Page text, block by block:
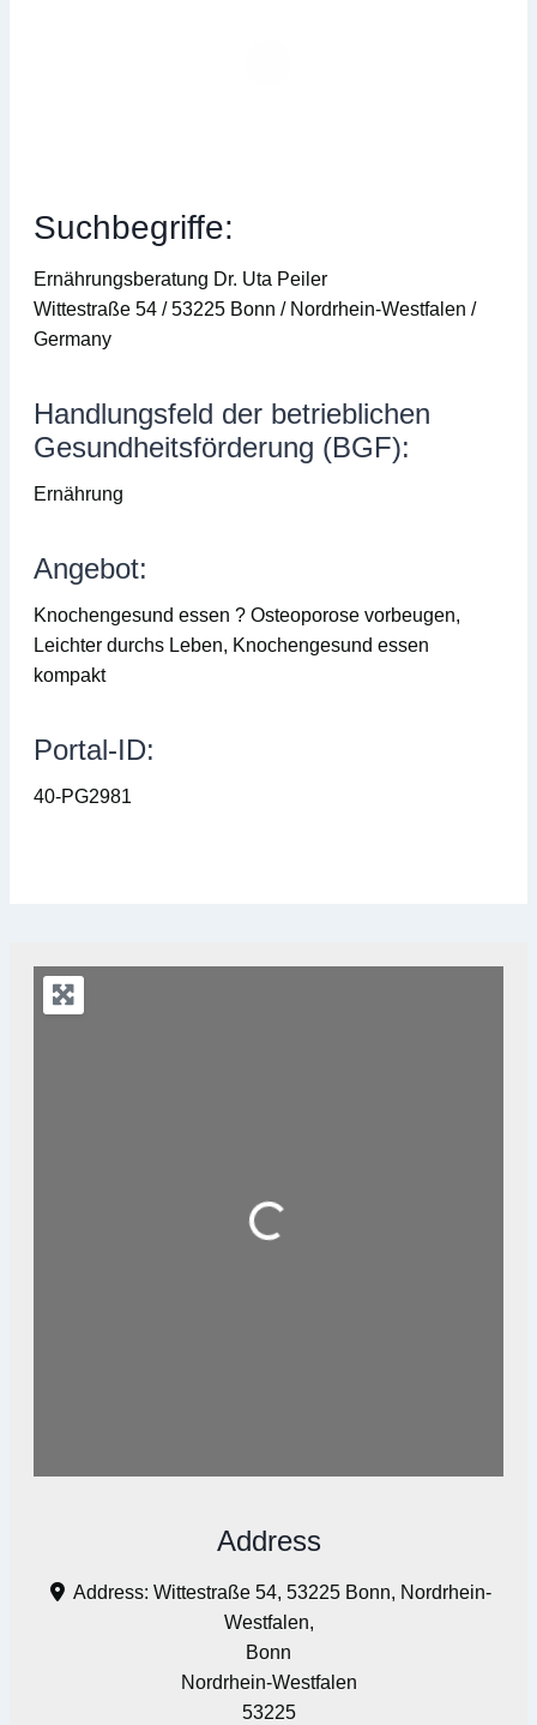
Suchbegriffe:
Ernährungsberatung Dr. Uta Peiler
Wittestraße 54 / 53225 Bonn / Nordrhein-Westfalen /
Germany
Handlungsfeld der betrieblichen
Gesundheitsförderung (BGF):
Ernährung
Angebot:
Knochengesund essen ? Osteoporose vorbeugen,
Leichter durchs Leben, Knochengesund essen
kompakt
Portal-ID:
40-PG2981
Loading...
Address
Address:Wittestraße 54, 53225 Bonn, Nordrhein-
Westfalen,
Bonn
Nordrhein-Westfalen
53225